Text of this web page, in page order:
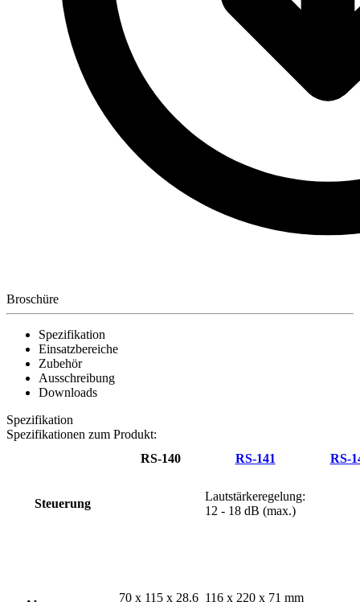
Broschüre
Spezifikation
Einsatzbereiche
Zubehör
Ausschreibung
Downloads
Spezifikation
Spezifikationen zum Produkt:
RS-140
RS-141 RS-
Steuerung
Lautstärkeregelung:
12 - 18 dB (max.)
70 x 115 x 28.6 116 x 220 x 71 mm